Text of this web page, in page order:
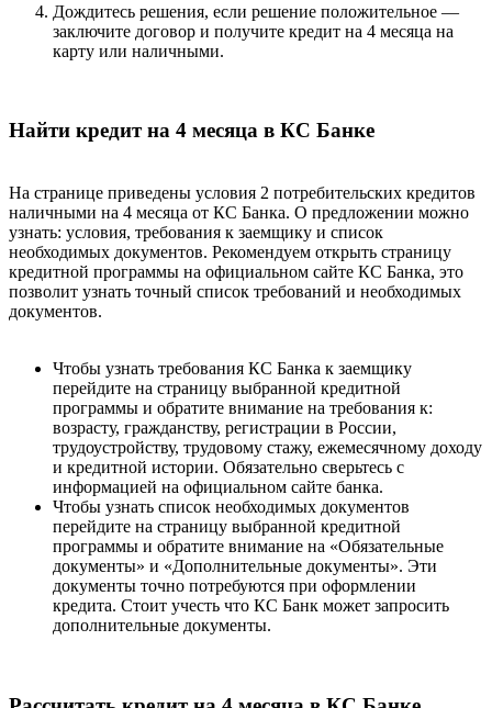
Дождитесь решения, если решение положительное —
заключите договор и получите кредит на 4 месяца на
карту или наличными.
Найти кредит на 4 месяца в КС Банке
На странице приведены условия 2 потребительских кредитов
наличными на 4 месяца от КС Банка. О предложении можно
узнать: условия, требования к заемщику и список
необходимых документов. Рекомендуем открыть страницу
кредитной программы на официальном сайте КС Банка, это
позволит узнать точный список требований и необходимых
документов.
Чтобы узнать требования КС Банка к заемщику
перейдите на страницу выбранной кредитной
программы и обратите внимание на требования к:
возрасту, гражданству, регистрации в России,
трудоустройству, трудовому стажу, ежемесячному доходу
и кредитной истории. Обязательно сверьтесь с
информацией на официальном сайте банка.
Чтобы узнать список необходимых документов
перейдите на страницу выбранной кредитной
программы и обратите внимание на «Обязательные
документы» и «Дополнительные документы». Эти
документы точно потребуются при оформлении
кредита. Стоит учесть что КС Банк может запросить
дополнительные документы.